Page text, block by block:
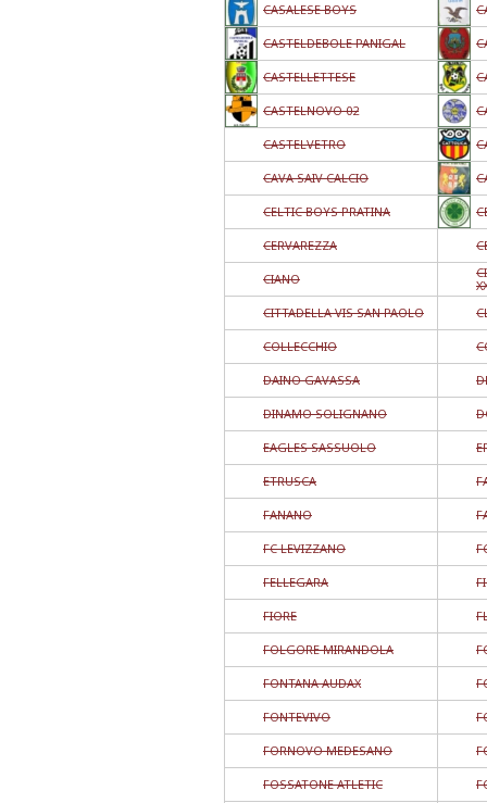
CASALESE BOYS
CASTELDEBOLE PANIGAL
CASTELLETTESE
CASTELNOVO 02
CASTELVETRO
CAVA SAIV CALCIO
CELTIC BOYS PRATINA
CERVAREZZA
CIANO
CITTADELLA VIS SAN PAOLO
COLLECCHIO
DAINO GAVASSA
DINAMO SOLIGNANO
EAGLES SASSUOLO
ETRUSCA
FANANO
FC LEVIZZANO
FELLEGARA
FIORE
FOLGORE MIRANDOLA
FONTANA AUDAX
FONTEVIVO
FORNOVO MEDESANO
FOSSATONE ATLETIC